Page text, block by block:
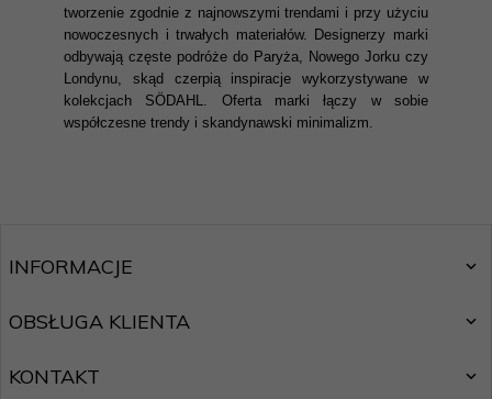
tworzenie zgodnie z najnowszymi trendami i przy użyciu
nowoczesnych i trwałych materiałów. Designerzy marki
odbywają częste podróże do Paryża, Nowego Jorku czy
Londynu, skąd czerpią inspiracje wykorzystywane w
kolekcjach SÖDAHL. Oferta marki łączy w sobie
współczesne trendy i skandynawski minimalizm.
INFORMACJE
OBSŁUGA KLIENTA
KONTAKT